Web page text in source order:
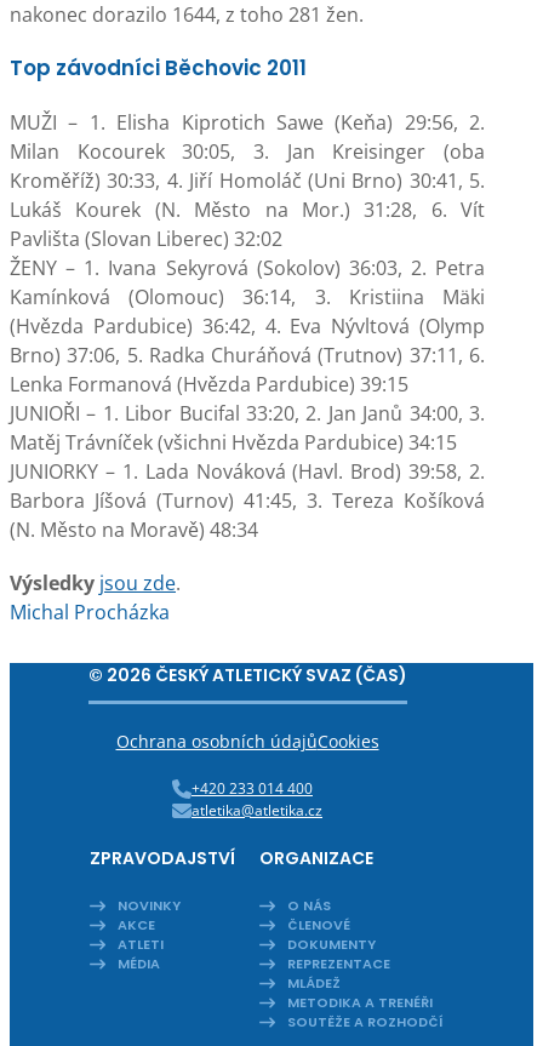
nakonec dorazilo 1644, z toho 281 žen.
Top závodníci Běchovic 2011
MUŽI – 1. Elisha Kiprotich Sawe (Keňa) 29:56, 2.
Milan Kocourek 30:05, 3. Jan Kreisinger (oba
Kroměříž) 30:33, 4. Jiří Homoláč (Uni Brno) 30:41, 5.
Lukáš Kourek (N. Město na Mor.) 31:28, 6. Vít
Pavlišta (Slovan Liberec) 32:02
ŽENY – 1. Ivana Sekyrová (Sokolov) 36:03, 2. Petra
Kamínková (Olomouc) 36:14, 3. Kristiina Mäki
(Hvězda Pardubice) 36:42, 4. Eva Nývltová (Olymp
Brno) 37:06, 5. Radka Churáňová (Trutnov) 37:11, 6.
Lenka Formanová (Hvězda Pardubice) 39:15
JUNIOŘI – 1. Libor Bucifal 33:20, 2. Jan Janů 34:00, 3.
Matěj Trávníček (všichni Hvězda Pardubice) 34:15
JUNIORKY – 1. Lada Nováková (Havl. Brod) 39:58, 2.
Barbora Jíšová (Turnov) 41:45, 3. Tereza Košíková
(N. Město na Moravě) 48:34
Výsledky jsou zde.
Michal Procházka
© 2026 ČESKÝ ATLETICKÝ SVAZ (ČAS)
Ochrana osobních údajůCookies
+420 233 014 400
atletika@atletika.cz
ZPRAVODAJSTVÍ
NOVINKY
AKCE
ATLETI
MÉDIA
ORGANIZACE
O NÁS
ČLENOVÉ
DOKUMENTY
REPREZENTACE
MLÁDEŽ
METODIKA A TRENÉŘI
SOUTĚŽE A ROZHODČÍ